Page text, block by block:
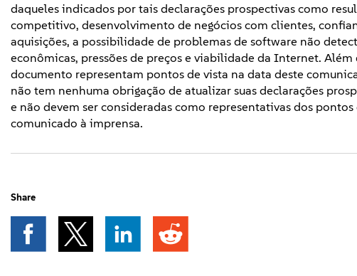
daqueles indicados por tais declarações prospectivas como
competitivo, desenvolvimento de negócios com clientes,
aquisições, a possibilidade de problemas de software não
econômicas, pressões de preços e viabilidade da Internet.
documento representam pontos de vista na data deste
não tem nenhuma obrigação de atualizar suas declarações
e não devem ser consideradas como representativas dos
comunicado à imprensa.
Share